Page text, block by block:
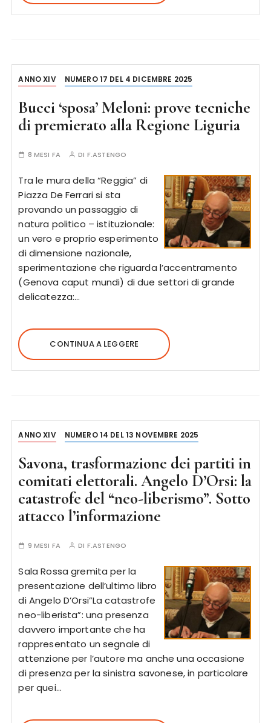
ANNO XIV NUMERO 17 DEL 4 DICEMBRE 2025
Bucci ‘sposa’ Meloni: prove tecniche
di premierato alla Regione Liguria
8 MESI FA DI F.ASTENGO
Tra le mura della “Reggia” di
Piazza De Ferrari si sta
provando un passaggio di
natura politico – istituzionale:
un vero e proprio esperimento
di dimensione nazionale,
sperimentazione che riguarda l’accentramento
(Genova caput mundi) di due settori di grande
delicatezza:…
CONTINUA A LEGGERE
ANNO XIV NUMERO 14 DEL 13 NOVEMBRE 2025
Savona, trasformazione dei partiti in
comitati elettorali. Angelo D’Orsi: la
catastrofe del “neo-liberismo”. Sotto
attacco l’informazione
9 MESI FA DI F.ASTENGO
Sala Rossa gremita per la
presentazione dell’ultimo libro
di Angelo D’Orsi”La catastrofe
neo-liberista”: una presenza
davvero importante che ha
rappresentato un segnale di
attenzione per l’autore ma anche una occasione
di presenza per la sinistra savonese, in particolare
per quei…